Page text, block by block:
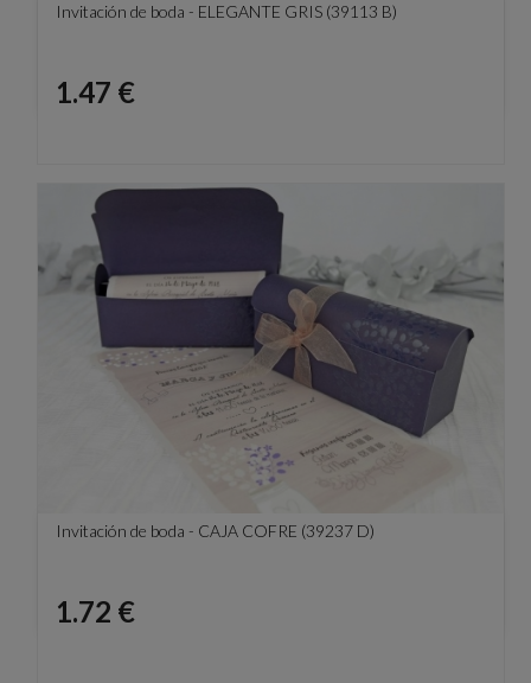
Invitación de boda - ELEGANTE GRIS (39113 B)
Precio
1.47 €
Invitación de boda - CAJA COFRE (39237 D)
Precio
1.72 €